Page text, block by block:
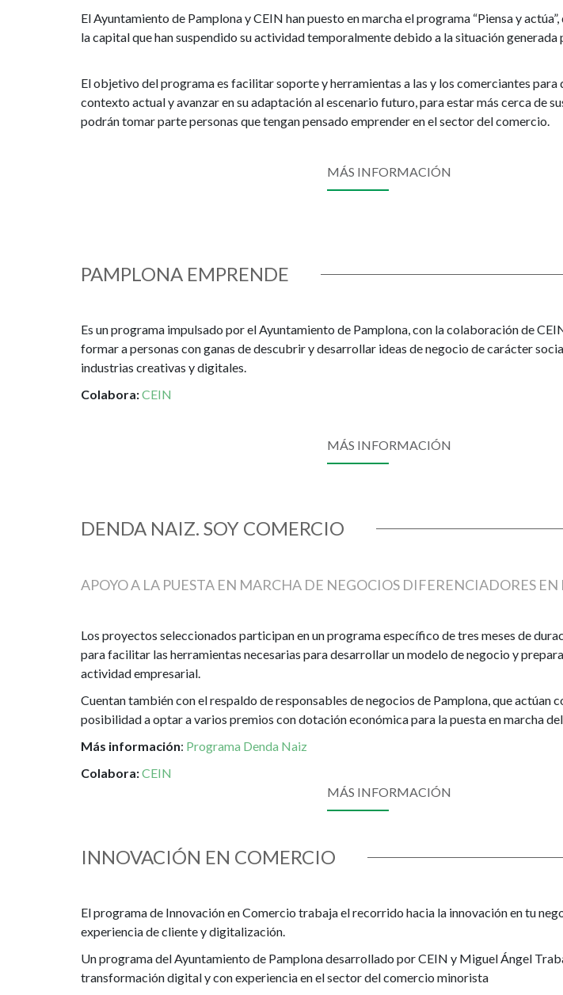
El Ayuntamiento de Pamplona y CEIN han puesto en marcha el programa “Piensa y
la capital que han suspendido su actividad temporalmente debido a la situación generada
El objetivo del programa es facilitar soporte y herramientas a las y los comerciantes para
contexto actual y avanzar en su adaptación al escenario futuro, para estar más cerca de
podrán tomar parte personas que tengan pensado emprender en el sector del comercio.
MÁS INFORMACIÓN
PAMPLONA EMPRENDE
Es un programa impulsado por el Ayuntamiento de Pamplona, con la colaboración de
formar a personas con ganas de descubrir y desarrollar ideas de negocio de carácter
industrias creativas y digitales.
Colabora:CEIN
MÁS INFORMACIÓN
DENDA NAIZ. SOY COMERCIO
APOYO A LA PUESTA EN MARCHA DE NEGOCIOS DIFERENCIADORES
Los proyectos seleccionados participan en un programa específico de tres meses de
para facilitar las herramientas necesarias para desarrollar un modelo de negocio y
actividad empresarial.
Cuentan también con el respaldo de responsables de negocios de Pamplona, que actúan
posibilidad a optar a varios premios con dotación económica para la puesta en marcha
Más información: Programa Denda Naiz
Colabora:CEIN
MÁS INFORMACIÓN
INNOVACIÓN EN COMERCIO
El programa de Innovación en Comercio trabaja el recorrido hacia la innovación en tu
experiencia de cliente y digitalización.
Un programa del Ayuntamiento de Pamplona desarrollado por CEIN y Miguel Ángel
transformación digital y con experiencia en el sector del comercio minorista